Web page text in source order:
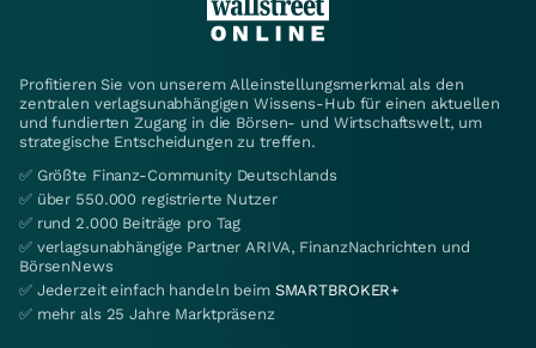
Profitieren Sie von unserem Alleinstellungsmerkmal als den
zentralen verlagsunabhängigen Wissens-Hub für einen aktuellen
und fundierten Zugang in die Börsen- und Wirtschaftswelt, um
strategische Entscheidungen zu treffen.
✅ Größte Finanz-Community Deutschlands
✅ über 550.000 registrierte Nutzer
✅ rund 2.000 Beiträge pro Tag
✅ verlagsunabhängige Partner ARIVA, FinanzNachrichten und
BörsenNews
✅ Jederzeit einfach handeln beim SMARTBROKER+
✅ mehr als 25 Jahre Marktpräsenz